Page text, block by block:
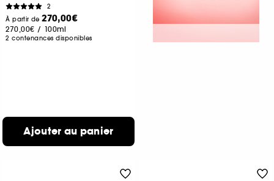
2
À partir de270,00€
270,00€ / 100ml
2 contenances disponibles
Ajouter au panier